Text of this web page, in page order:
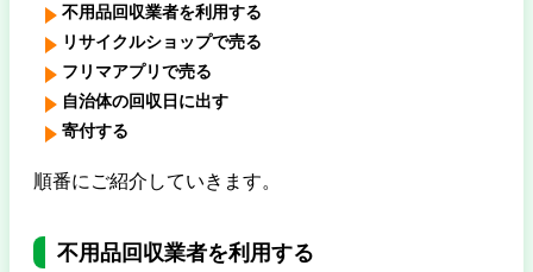
不用品回収業者を利用する
リサイクルショップで売る
フリマアプリで売る
自治体の回収日に出す
寄付する
順番にご紹介していきます。
不用品回収業者を利用する